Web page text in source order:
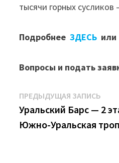
тысячи горных
ПодробнееЗДЕСЬ или
Вопросы и подать
Навигация
по
записям
ПРЕДЫДУЩАЯ ЗАПИСЬ
Уральский Барс — 2
Южно-Уральская